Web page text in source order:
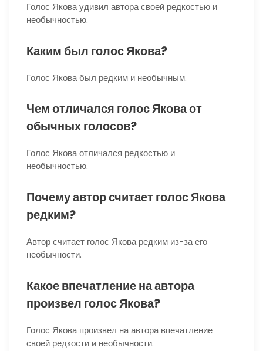
Голос Якова удивил автора своей редкостью и
необычностью.
Каким был голос Якова?
Голос Якова был редким и необычным.
Чем отличался голос Якова от
обычных голосов?
Голос Якова отличался редкостью и
необычностью.
Почему автор считает голос Якова
редким?
Автор считает голос Якова редким из-за его
необычности.
Какое впечатление на автора
произвел голос Якова?
Голос Якова произвел на автора впечатление
своей редкости и необычности.